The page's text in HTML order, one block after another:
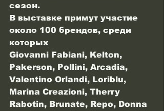
сезон.
В выставке примут участие
около 100 брендов, среди
которых
Giovanni Fabiani, Kelton,
Pakerson, Pollini, Arcadia,
Valentino Orlandi, Loriblu,
Marina Creazioni, Therry
Rabotin, Brunate, Repo, Donna